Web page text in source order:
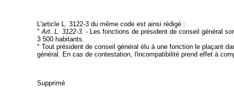
L'article L. 3122-3 du même code est ainsi rédigé :
"Art. L. 3122-3. - Les fonctions de président de conseil général
3 500 habitants.
" Tout président de conseil général élu à une fonction le plaçant
général. En cas de contestation, l'incompatibilité prend effet à
Supprimé